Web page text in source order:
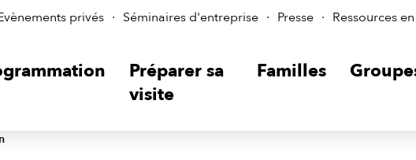
privés Séminaires d'entreprise Presse Ressources
Préparer sa
visite
Familles